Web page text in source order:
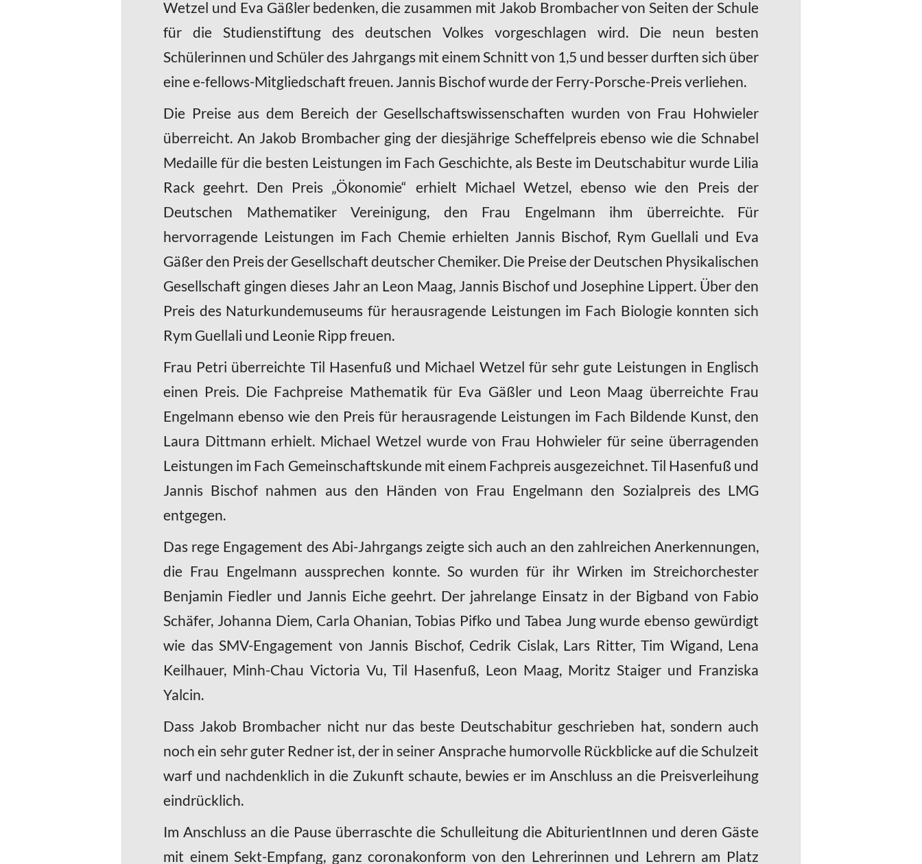
Wetzel und Eva Gäßler bedenken, die zusammen mit Jakob Brombacher von Seiten der Schule
für die Studienstiftung des deutschen Volkes vorgeschlagen wird. Die neun besten
Schülerinnen und Schüler des Jahrgangs mit einem Schnitt von 1,5 und besser durften sich über
eine e-fellows-Mitgliedschaft freuen. Jannis Bischof wurde der Ferry-Porsche-Preis verliehen.
Die Preise aus dem Bereich der Gesellschaftswissenschaften wurden von Frau Hohwieler
überreicht. An Jakob Brombacher ging der diesjährige Scheffelpreis ebenso wie die Schnabel
Medaille für die besten Leistungen im Fach Geschichte, als Beste im Deutschabitur wurde Lilia
Rack geehrt. Den Preis „Ökonomie“ erhielt Michael Wetzel, ebenso wie den Preis der
Deutschen Mathematiker Vereinigung, den Frau Engelmann ihm überreichte. Für
hervorragende Leistungen im Fach Chemie erhielten Jannis Bischof, Rym Guellali und Eva
Gäßer den Preis der Gesellschaft deutscher Chemiker. Die Preise der Deutschen Physikalischen
Gesellschaft gingen dieses Jahr an Leon Maag, Jannis Bischof und Josephine Lippert. Über den
Preis des Naturkundemuseums für herausragende Leistungen im Fach Biologie konnten sich
Rym Guellali und Leonie Ripp freuen.
Frau Petri überreichte Til Hasenfuß und Michael Wetzel für sehr gute Leistungen in Englisch
einen Preis. Die Fachpreise Mathematik für Eva Gäßler und Leon Maag überreichte Frau
Engelmann ebenso wie den Preis für herausragende Leistungen im Fach Bildende Kunst, den
Laura Dittmann erhielt. Michael Wetzel wurde von Frau Hohwieler für seine überragenden
Leistungen im Fach Gemeinschaftskunde mit einem Fachpreis ausgezeichnet. Til Hasenfuß und
Jannis Bischof nahmen aus den Händen von Frau Engelmann den Sozialpreis des LMG
entgegen.
Das rege Engagement des Abi-Jahrgangs zeigte sich auch an den zahlreichen Anerkennungen,
die Frau Engelmann aussprechen konnte. So wurden für ihr Wirken im Streichorchester
Benjamin Fiedler und Jannis Eiche geehrt. Der jahrelange Einsatz in der Bigband von Fabio
Schäfer, Johanna Diem, Carla Ohanian, Tobias Pifko und Tabea Jung wurde ebenso gewürdigt
wie das SMV-Engagement von Jannis Bischof, Cedrik Cislak, Lars Ritter, Tim Wigand, Lena
Keilhauer, Minh-Chau Victoria Vu, Til Hasenfuß, Leon Maag, Moritz Staiger und Franziska
Yalcin.
Dass Jakob Brombacher nicht nur das beste Deutschabitur geschrieben hat, sondern auch
noch ein sehr guter Redner ist, der in seiner Ansprache humorvolle Rückblicke auf die Schulzeit
warf und nachdenklich in die Zukunft schaute, bewies er im Anschluss an die Preisverleihung
eindrücklich.
Im Anschluss an die Pause überraschte die Schulleitung die AbiturientInnen und deren Gäste
mit einem Sekt-Empfang, ganz coronakonform von den Lehrerinnen und Lehrern am Platz